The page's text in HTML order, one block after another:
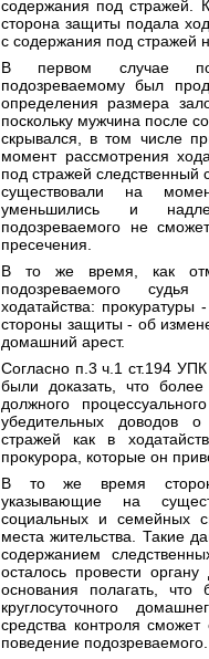
содержания под стражей.
сторона защиты подала
с содержания под стражей
В первом случае
подозреваемому был
определения размера
поскольку мужчина после
скрывался, в том числе
момент рассмотрения
под стражей следственный
существовали на
уменьшились и
подозреваемого не
пресечения.
В то же время, как
подозреваемого
ходатайства:
стороны защиты - об
домашний арест.
Согласно п.3 ч.1 ст.194
были доказать, что
должного
убедительных доводов
стражей как в
прокурора, которые он
В то же время
указывающие на
социальных и семейных
места жительства. Такие
содержанием
осталось провести
основания полагать,
круглосуточного
средства контроля
поведение подозреваемого.